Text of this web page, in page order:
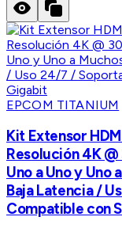
EPCOM TITANIUM
Kit Extensor
Resolución 4K
Uno a Uno y Uno
Baja Latencia /
Compatible con